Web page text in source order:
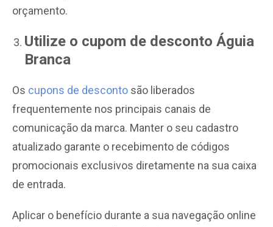
orçamento.
Utilize o cupom de desconto Águia
Branca
Os cupons de desconto são liberados
frequentemente nos principais canais de
comunicação da marca. Manter o seu cadastro
atualizado garante o recebimento de códigos
promocionais exclusivos diretamente na sua caixa
de entrada.
Aplicar o benefício durante a sua navegação online